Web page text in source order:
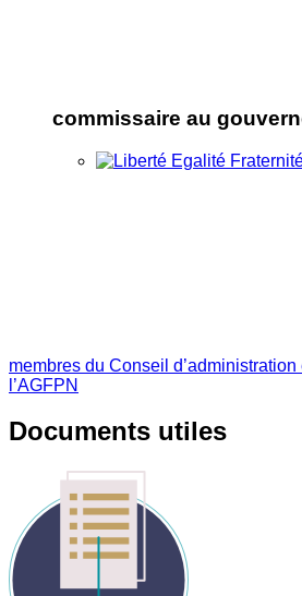
commissaire au
membres du Conseil
l’AGFPN
Documents utiles